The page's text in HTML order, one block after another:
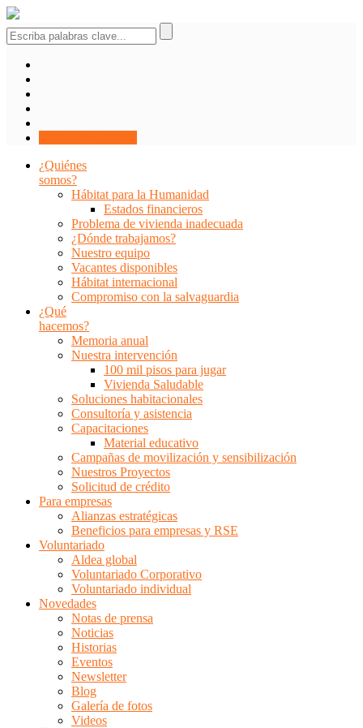
¿Quiénes
somos?
Hábitat para la Humanidad
Estados financieros
Problema de vivienda inadecuada
¿Dónde trabajamos?
Nuestro equipo
Vacantes disponibles
Hábitat internacional
Compromiso con la salvaguardia
¿Qué
hacemos?
Memoria anual
Nuestra intervención
100 mil pisos para jugar
Vivienda Saludable
Soluciones habitacionales
Consultoría y asistencia
Capacitaciones
Material educativo
Campañas de movilización y sensibilización
Nuestros Proyectos
Solicitud de crédito
Para empresas
Alianzas estratégicas
Beneficios para empresas y RSE
Voluntariado
Aldea global
Voluntariado Corporativo
Voluntariado individual
Novedades
Notas de prensa
Noticias
Historias
Eventos
Newsletter
Blog
Galería de fotos
Videos